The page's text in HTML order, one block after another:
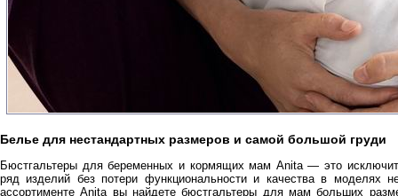
Белье для нестандартных размеров и самой большой груди
Бюстгальтеры для беременных и кормящих мам Anita — это
ряд изделий без потери функциональности и качества в моделях
ассортименте Anita вы найдете бюстгальтеры для мам больших